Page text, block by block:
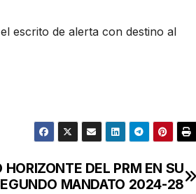
escrito de alerta con destino al
HORIZONTE DEL PRM EN SU
MANDATO 2024-28